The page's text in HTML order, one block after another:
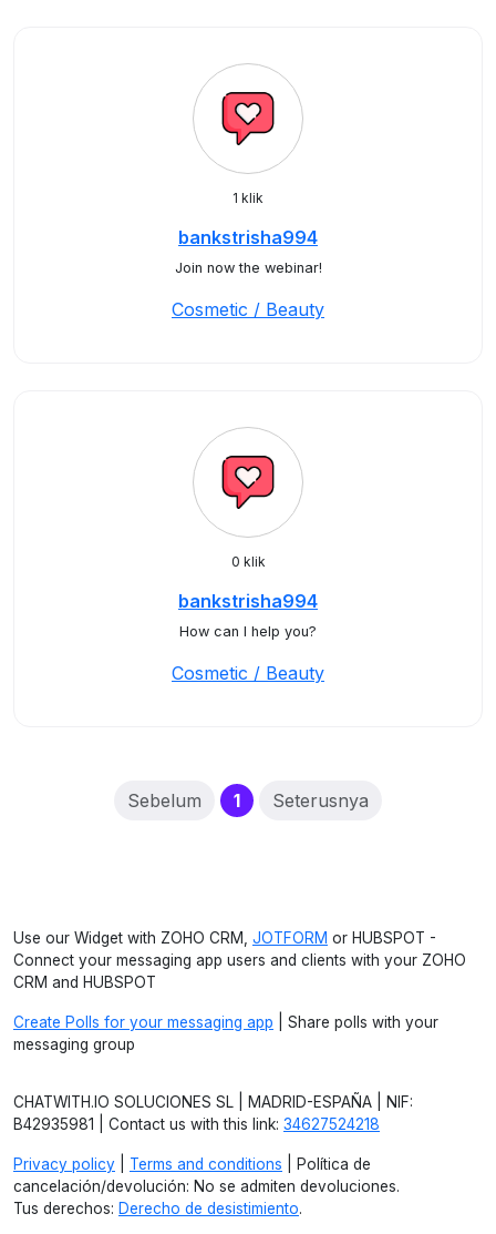
1 klik
bankstrisha994
Join now the webinar!
Cosmetic / Beauty
0 klik
bankstrisha994
How can I help you?
Cosmetic / Beauty
Sebelum 1(current)
Seterusnya
Use our Widget with ZOHO CRM, JOTFORM or HUBSPOT -
Connect your messaging app users and clients with your ZOHO
CRM and HUBSPOT
Create Polls for your messaging app | Share polls with your
messaging group
CHATWITH.IO SOLUCIONES SL | MADRID-ESPAÑA | NIF:
B42935981 | Contact us with this link: 34627524218
Privacy policy Terms and conditions | Política de
cancelación/devolución: No se admiten devoluciones.
Tus derechos: Derecho de desistimiento.